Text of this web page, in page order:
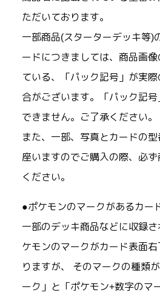
ただいております。
一部商品(スターターデッキ等)
ードにつきましては、商品画
ている、「パック記号」が実
合がございます。「パック記
できません。ご了承ください。
また、一部、写真とカードの
座いますのでご購入の際、必
ください。
●ポケモンのマークがあるカー
一部のデッキ商品などに収録
ケモンのマークがカード表面
りますが、 そのマークの種類
ーク」と「ポケモン+数字のマ